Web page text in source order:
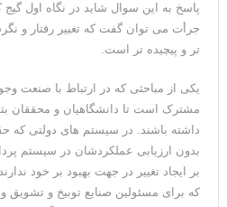
پاسخ به این سوال شاید در نگاه اول گیج
جرأت می توان گفت که تغییر رفتار و
تر و پیچیده تر است.
یکی از مباحثی که در ارتباط با صنعت
مشترک است تا دانشگاهیان و محققان
داشته باشند. در سیستم های دولتی که
بدون ارزیابی عملکردشان در سیستم
بر ایجاد تغییر در جهت بهبود بر خود
که برای مسئولین صنایع توبیخ و تشویق